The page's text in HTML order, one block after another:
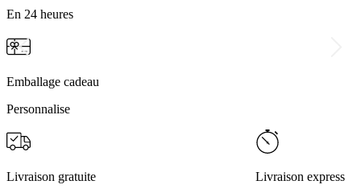
En 24 heures
Emballage cadeau
Personnalise
Livraison gratuite
Livraison express